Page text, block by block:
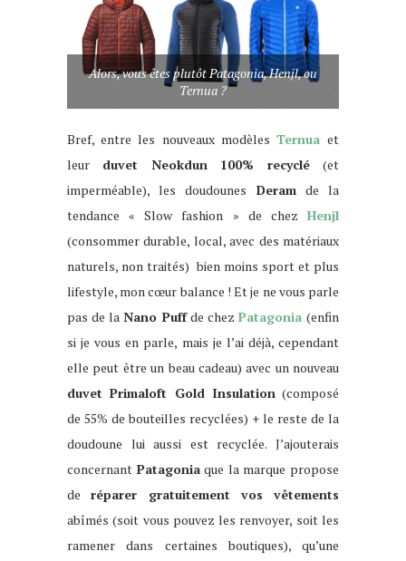
Alors, vous êtes plutôt Patagonia, Henjl, ou
Ternua ?
Bref, entre les nouveaux modèles Ternuaet
leur duvet Neokdun 100% recyclé (et
imperméable), les doudounes Deramde la
tendance « Slow fashion » de chez Henjl
(consommer durable, local, avec des matériaux
naturels, non traités) bien moins sport et plus
lifestyle, mon cœur balance ! Et je ne vous parle
pas de la Nano Puffde chez Patagonia (enfin
si je vous en parle, mais je l’ai déjà, cependant
elle peut être un beau cadeau) avec un nouveau
duvet Primaloft Gold Insulation (composé
de 55% de bouteilles recyclées) + le reste de la
doudoune lui aussi est recyclée. J’ajouterais
concernant Patagoniaque la marque propose
deréparer gratuitement vos vêtements
abîmés (soit vous pouvez les renvoyer, soit les
ramener dans certaines boutiques), qu’une